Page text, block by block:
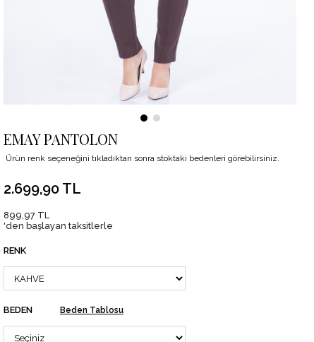
EMAY PANTOLON
Ürün renk seçeneğini tıkladıktan sonra stoktaki bedenleri görebilirsiniz.
2.699,90 TL
899,97 TL
'den başlayan taksitlerle
RENK
BEDEN Beden Tablosu